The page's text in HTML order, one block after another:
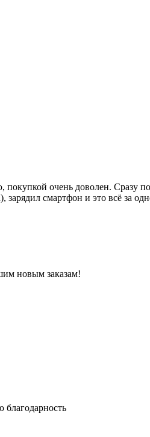
очень доволен. Сразу
смартфон и это всё за
новым заказам!